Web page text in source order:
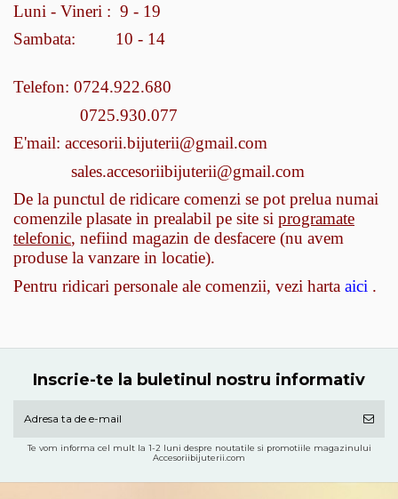
Luni - Vineri : 9 - 19
Sambata: 10 - 14
Telefon: 0724.922.680
0725.930.077
E'mail: accesorii.bijuterii@gmail.com
sales.accesoriibijuterii@gmail.com
De la punctul de ridicare comenzi se pot prelua numai
comenzile plasate in prealabil pe site si programate
telefonic, nefiind magazin de desfacere (nu avem
produse la vanzare in locatie).
Pentru ridicari personale ale comenzii, vezi harta aici .
Inscrie-te la buletinul nostru informativ
Te vom informa cel mult la 1-2 luni despre noutatile si promotiile magazinului
Accesoriibijuterii.com